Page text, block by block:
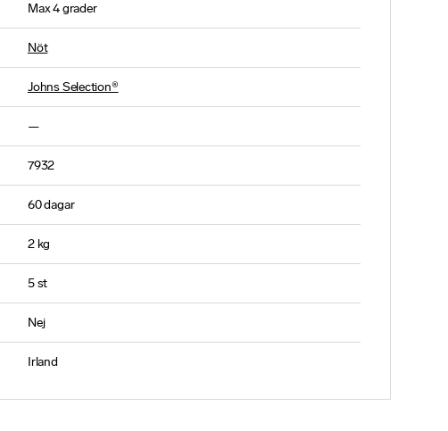
Max 4 grader
Nöt
Johns Selection®
—
7932
60 dagar
2 kg
5 st
Nej
Irland